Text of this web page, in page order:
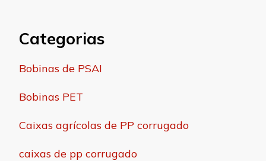
Categorias
Bobinas de PSAI
Bobinas PET
Caixas agrícolas de PP corrugado
caixas de pp corrugado